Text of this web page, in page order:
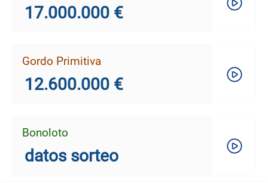
17.000.000 €
Gordo Primitiva
12.600.000 €
Bonoloto
datos sorteo